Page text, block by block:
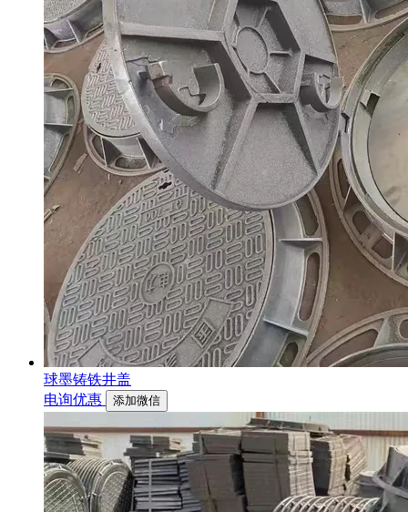
球墨铸铁井盖
电询优惠
添加微信